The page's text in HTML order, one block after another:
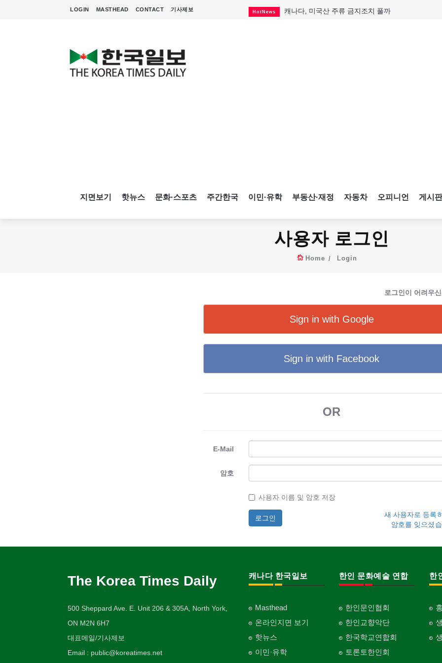
LOGIN MASTHEAD CONTACT 기사제보 HotNews 캐나다, 미국산 주류 금지조치 풀까
지면보기 핫뉴스 문화·스포츠 주간한국 이민·유학 부동산·재정 자동차 오피니언 게시판
사용자 로그인
Home Login
로그인이 어려우
Sign in with Google
Sign in with Facebook
OR
E-Mail
암호
사용자 이름 및 암호 저장
새 사용자로 등록
암호를 잊으셨
The Korea Times Daily
500 Sheppard Ave. E. Unit 206 & 305A, North York,
ON M2N 6H7
대표메일/기사제보
Email : public@koreatimes.net
캐나다 한국일보
Masthead
온라인지면 보기
핫뉴스
이민·유학
한인 문화예술 연합
한인문인협회
한인교향악단
한국학교연합회
토론토한인회
한